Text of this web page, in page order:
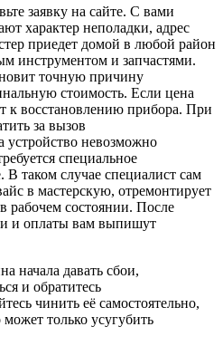
заявку на сайте. С вами
характер неполадки, адрес
приедет домой в любой район
инструментом и запчастями.
точную причину
стоимость. Если цена
к восстановлению прибора. При
за вызов
устройство невозможно
специальное
В таком случае специалист сам
в мастерскую, отремонтирует
рабочем состоянии. После
и оплаты вам выпишут
начала давать сбои,
и обратитесь
чинить её самостоятельно,
только усугубить